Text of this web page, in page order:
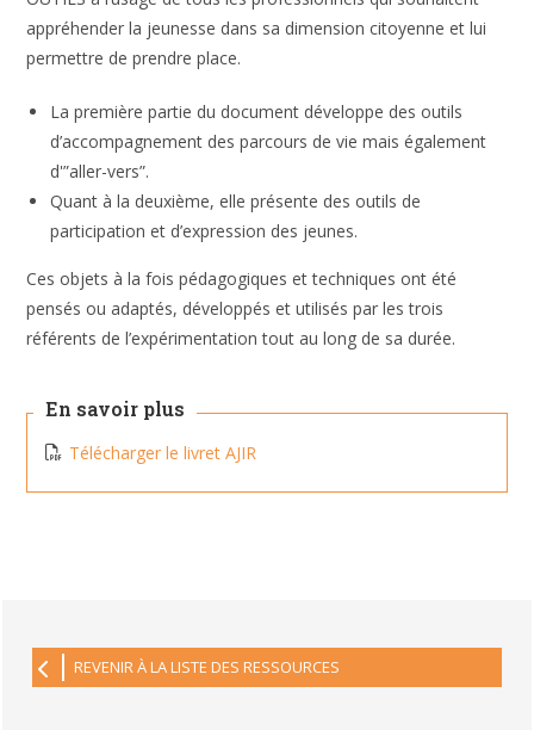
appréhender la jeunesse dans sa dimension citoyenne et lui
permettre de prendre place.
La première partie du document développe des outils
d’accompagnement des parcours de vie mais également
d'”aller-vers”.
Quant à la deuxième, elle présente des outils de
participation et d’expression des jeunes.
Ces objets à la fois pédagogiques et techniques ont été
pensés ou adaptés, développés et utilisés par les trois
référents de l’expérimentation tout au long de sa durée.
En savoir plus
Télécharger le livret AJIR
REVENIR À LA LISTE DES RESSOURCES